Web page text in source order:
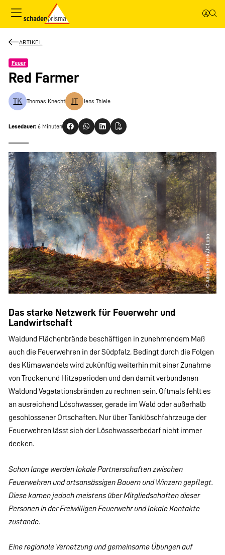
ARTIKEL
Feuer
Red Farmer
TK Thomas Knecht JT Jens Thiele
Lesedauer: 6 Minuten
Das starke Netzwerk für Feuerwehr und
Landwirtschaft
Waldund Flächenbrände beschäftigen in zunehmendem Maß
auch die Feuerwehren in der Südpfalz. Bedingt durch die Folgen
des Klimawandels wird zukünftig weiterhin mit einer Zunahme
von Trockenund Hitzeperioden und den damit verbundenen
Waldund Vegetationsbränden zu rechnen sein. Oftmals fehlt es
an ausreichend Löschwasser, gerade im Wald oder außerhalb
geschlossener Ortschaften. Nur über Tanklöschfahrzeuge der
Feuerwehren lässt sich der Löschwasserbedarf nicht immer
decken.
Schonlange werdenlokalePartnerschaftenzwischen
Feuerwehren und ortsansässigen Bauern und Winzern gepflegt.
Diese kamen jedochmeistens über Mitgliedschaften dieser
Personen in der Freiwilligen Feuerwehr und lokale Kontakte
zustande.
Eine regionale Vernetzung und gemeinsame Übungen auf